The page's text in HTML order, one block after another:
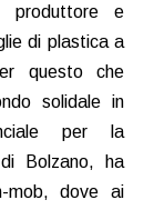
produttore e
di plastica a
questo che
solidale in
per la
Bolzano, ha
mob, dove ai